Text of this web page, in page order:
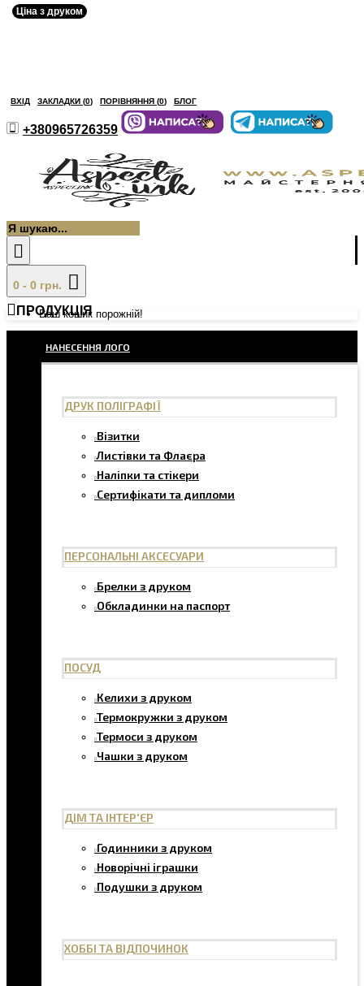
ВХІД ЗАКЛАДКИ (0) ПОРІВНЯННЯ (0) БЛОГ
+380965726359
0 - 0 грн.
Ваш кошик порожній!
ПРОДУКЦІЯ
НАНЕСЕННЯ ЛОГО
ДРУК ПОЛІГРАФІЇ
Візитки
Листівки та Флаєра
Наліпки та стікери
Сертифікати та дипломи
ПЕРСОНАЛЬНІ АКСЕСУАРИ
Брелки з друком
Обкладинки на паспорт
ПОСУД
Келихи з друком
Термокружки з друком
Термоси з друком
Чашки з друком
ДІМ ТА ІНТЕР'ЄР
Годинники з друком
Новорічні іграшки
Подушки з друком
ХОББІ ТА ВІДПОЧИНОК
Ціна з друком